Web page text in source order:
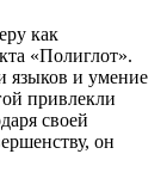
как
«Полиглот».
языков и умение
привлекли
своей
он